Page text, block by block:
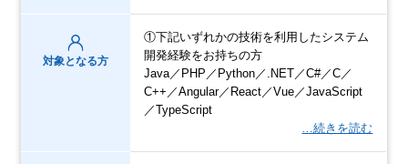
対象となる方
①下記いずれかの技術を利用したシステム
開発経験をお持ちの方
Java／PHP／Python／.NET／C#／C／
C++／Angular／React／Vue／JavaScript
／TypeScript
…続きを読む